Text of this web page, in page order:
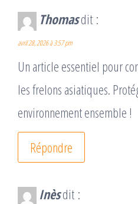
Thomasdit :
avril 28, 2026 à 3:57 pm
Un article essentiel pour
les frelons asiatiques.
environnement ensemble !
Répondre
Inèsdit :